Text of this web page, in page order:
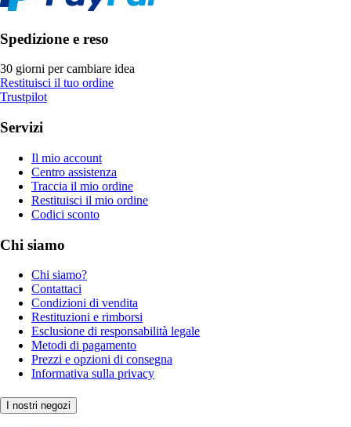
Spedizione e reso
30 giorni per cambiare idea
Restituisci il tuo ordine
Trustpilot
Servizi
Il mio account
Centro assistenza
Traccia il mio ordine
Restituisci il mio ordine
Codici sconto
Chi siamo
Chi siamo?
Contattaci
Condizioni di vendita
Restituzioni e rimborsi
Esclusione di responsabilità legale
Metodi di pagamento
Prezzi e opzioni di consegna
Informativa sulla privacy
I nostri negozi